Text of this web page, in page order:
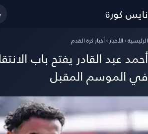
نايس كورة
الرئيسية›الأخبار›أخبار كرة القدم
أحمد عبد القادر يفتح باب
في الموسم المقبل